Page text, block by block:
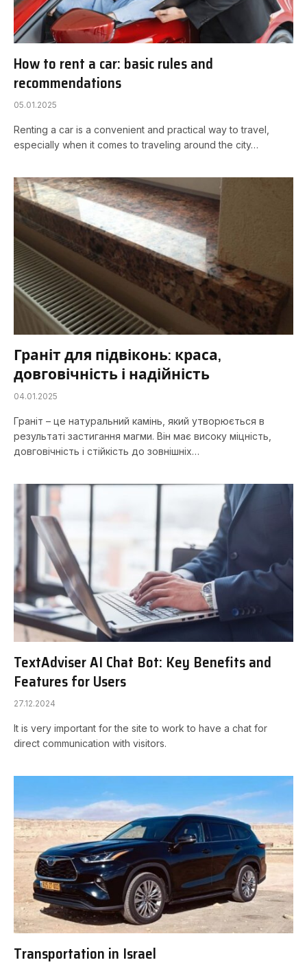
How to rent a car: basic rules and
recommendations
05.01.2025
Renting a car is a convenient and practical way to travel,
especially when it comes to traveling around the city…
Граніт для підвіконь: краса,
довговічність і надійність
04.01.2025
Граніт – це натуральний камінь, який утворюється в
результаті застигання магми. Він має високу міцність,
довговічність і стійкість до зовнішніх…
TextAdviser AI Chat Bot: Key Benefits and
Features for Users
27.12.2024
It is very important for the site to work to have a chat for
direct communication with visitors.
Transportation in Israel